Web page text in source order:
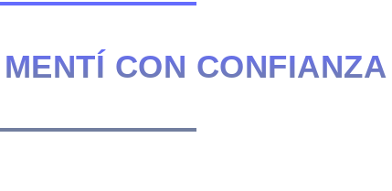
CON CONFIANZA